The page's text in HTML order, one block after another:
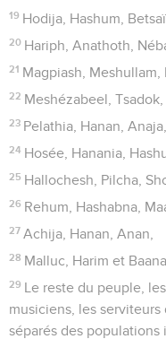
19 Hodija, Hashum, Betsaï,
20 Hariph, Anathoth,
21 Magpiash, Meshullam,
22 Meshézabeel, Tsadok,
23 Pelathia, Hanan, Anaja,
24 Hosée, Hanania,
25 Hallochesh, Pilcha,
26 Rehum, Hashabna,
27 Achija, Hanan, Anan,
28 Malluc, Harim et Baana.
29 Le reste du peuple,
musiciens, les
séparés des populations